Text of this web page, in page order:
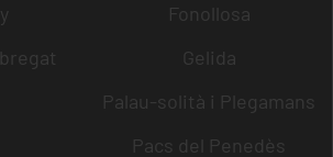
Fonollosa
Gelida
Palau-solità i Plegamans
Pacs del Penedès